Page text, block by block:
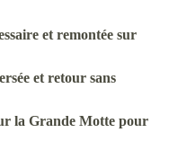
et remontée sur
et retour sans
la Grande Motte pour